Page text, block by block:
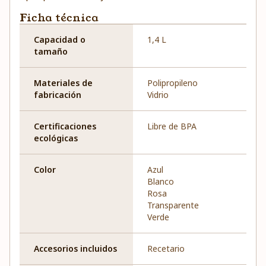
Ficha técnica
Capacidad o
tamaño
1,4 L
Materiales de
fabricación
Polipropileno
Vidrio
Certificaciones
ecológicas
Libre de BPA
Color
Azul
Blanco
Rosa
Transparente
Verde
Accesorios incluidos Recetario